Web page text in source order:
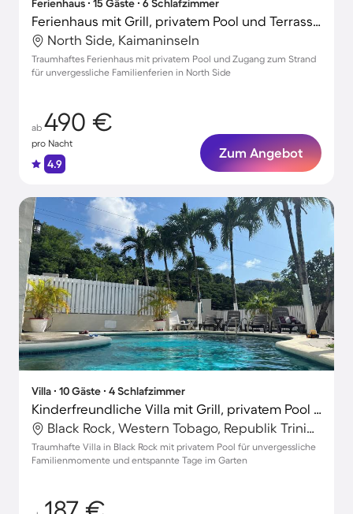
Ferienhaus ∙ 15 Gäste ∙ 6 Schlafzimmer
Ferienhaus mit Grill, privatem Pool und Terrasse | Perfekt für die Arbeit von Zuhause
North Side, Kaimaninseln
Traumhaftes Ferienhaus mit privatem Pool und Zugang zum Strand
für unvergessliche Familienferien in North Side
ab 490 €
pro Nacht
4.9
Zum Angebot
Villa ∙ 10 Gäste ∙ 4 Schlafzimmer
Kinderfreundliche Villa mit Grill, privatem Pool und Garten
Black Rock, Western Tobago, Republik Trinidad und Tobago
Traumhafte Villa in Black Rock mit privatem Pool für unvergessliche
Familienmomente und entspannte Tage im Garten